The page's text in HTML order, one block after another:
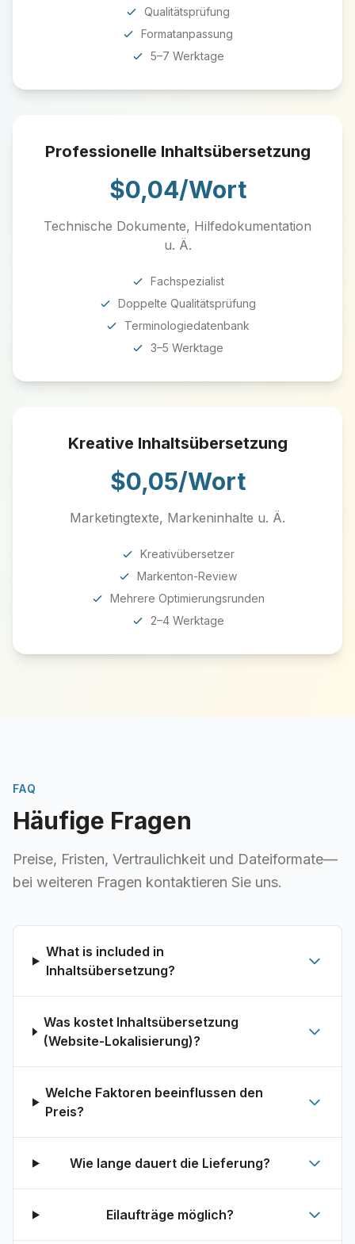
Qualitätsprüfung
Formatanpassung
5–7 Werktage
Professionelle Inhaltsübersetzung
$0,04/Wort
Technische Dokumente, Hilfedokumentation
u. Ä.
Fachspezialist
Doppelte Qualitätsprüfung
Terminologiedatenbank
3–5 Werktage
Kreative Inhaltsübersetzung
$0,05/Wort
Marketingtexte, Markeninhalte u. Ä.
Kreativübersetzer
Markenton-Review
Mehrere Optimierungsrunden
2–4 Werktage
FAQ
Häufige Fragen
Preise, Fristen, Vertraulichkeit und Dateiformate—
bei weiteren Fragen kontaktieren Sie uns.
What is included in
Inhaltsübersetzung?
Was kostet Inhaltsübersetzung
(Website-Lokalisierung)?
Welche Faktoren beeinflussen den
Preis?
Wie lange dauert die Lieferung?
Eilaufträge möglich?